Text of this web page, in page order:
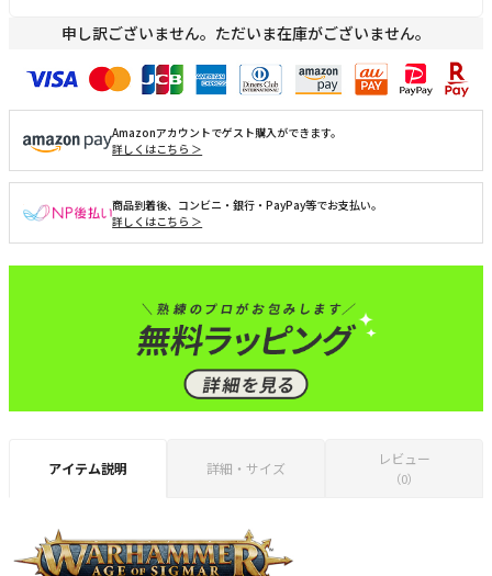
申し訳ございません。ただいま在庫がございません。
Amazonアカウントでゲスト購入ができます。
詳しくはこちら ＞
商品到着後、コンビニ・銀行・PayPay等でお支払い。
詳しくはこちら ＞
アイテム説明 詳細・サイズ
レビュー
（0）